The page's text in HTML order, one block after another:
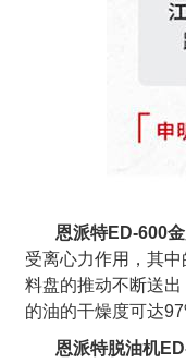
恩派特ED-600
受离心力作用，其
料盘的推动不断送
的油的干燥度可达
恩派特脱油机